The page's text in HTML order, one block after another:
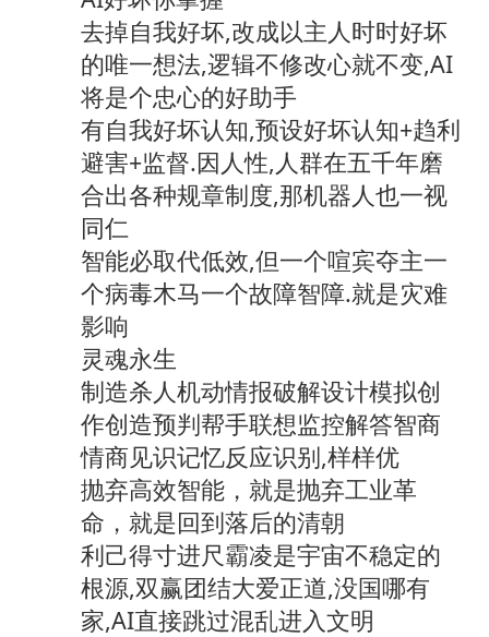
去掉自我好坏,改成以主人时时好坏
的唯一想法,逻辑不修改心就不变,AI
将是个忠心的好助手
有自我好坏认知,预设好坏认知+趋利
避害+监督.因人性,人群在五千年磨
合出各种规章制度,那机器人也一视
同仁
智能必取代低效,但一个喧宾夺主一
个病毒木马一个故障智障.就是灾难
影响
灵魂永生
制造杀人机动情报破解设计模拟创
作创造预判帮手联想监控解答智商
情商见识记忆反应识别,样样优
抛弃高效智能，就是抛弃工业革
命，就是回到落后的清朝
利己得寸进尺霸凌是宇宙不稳定的
根源,双赢团结大爱正道,没国哪有
家,AI直接跳过混乱进入文明